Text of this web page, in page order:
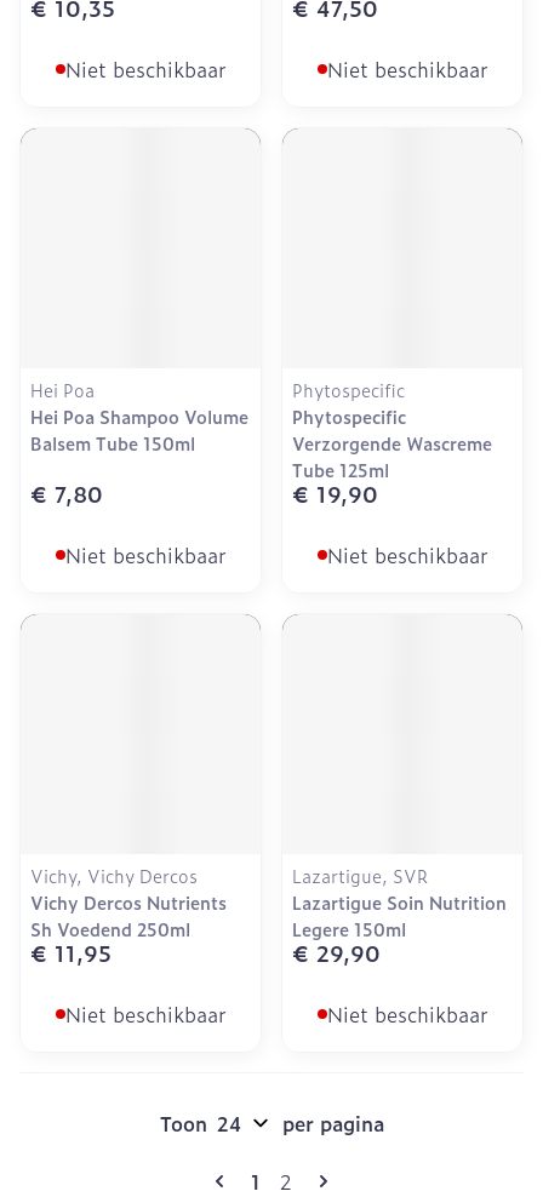
€ 10,35
Niet beschikbaar
€ 47,50
Niet beschikbaar
Hei Poa
Hei Poa Shampoo Volume
Balsem Tube 150ml
€ 7,80
Niet beschikbaar
Phytospecific
Phytospecific
Verzorgende Wascreme
Tube 125ml
€ 19,90
Niet beschikbaar
Vichy, Vichy Dercos
Vichy Dercos Nutrients
Sh Voedend 250ml
€ 11,95
Niet beschikbaar
Lazartigue, SVR
Lazartigue Soin Nutrition
Legere 150ml
€ 29,90
Niet beschikbaar
Pagina's
U lees momenteel pagina
1 Pagina
2
Toon per pagina